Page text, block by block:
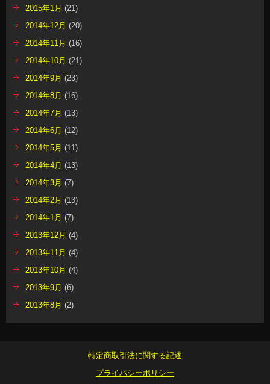
2015年1月 (21)
2014年12月 (20)
2014年11月 (16)
2014年10月 (21)
2014年9月 (23)
2014年8月 (16)
2014年7月 (13)
2014年6月 (12)
2014年5月 (11)
2014年4月 (13)
2014年3月 (7)
2014年2月 (13)
2014年1月 (7)
2013年12月 (4)
2013年11月 (4)
2013年10月 (4)
2013年9月 (6)
2013年8月 (2)
特定商取引法に関する記述
プライバシーポリシー